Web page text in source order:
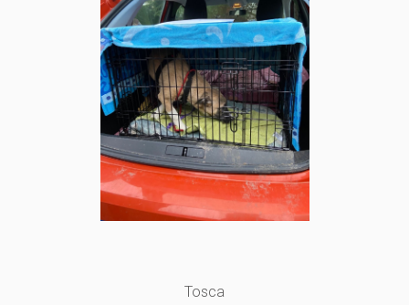
Tosca